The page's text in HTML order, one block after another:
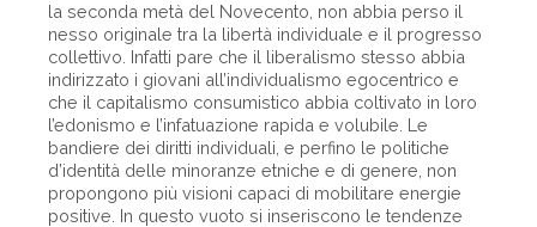
la seconda metà del Novecento, non abbia perso il
nesso originale tra la libertà individuale e il progresso
collettivo. Infatti pare che il liberalismo stesso abbia
indirizzato i giovani all’individualismo egocentrico e
che il capitalismo consumistico abbia coltivato in loro
l’edonismo e l’infatuazione rapida e volubile. Le
bandiere dei diritti individuali, e perfino le politiche
d’identità delle minoranze etniche e di genere, non
propongono più visioni capaci di mobilitare energie
positive. In questo vuoto si inseriscono le tendenze